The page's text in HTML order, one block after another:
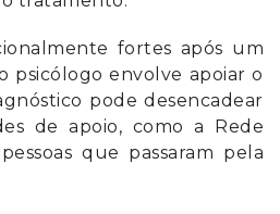
fortes após um
psicólogo envolve apoiar o
pode desencadear
de apoio, como a Rede
que passaram pela